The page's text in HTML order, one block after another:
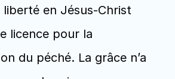
liberté en Jésus-Christ
licence pour la
du péché. La grâce n’a